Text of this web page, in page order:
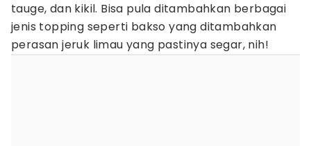
tauge, dan kikil. Bisa pula ditambahkan berbagai
jenis topping seperti bakso yang ditambahkan
perasan jeruk limau yang pastinya segar, nih!